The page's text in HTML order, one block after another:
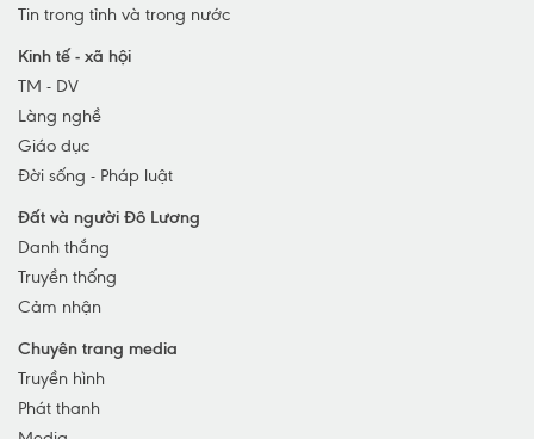
Huyện Anh Sơn
Huyện Diễn Châu
TP Vinh
TX Cửa Lò
TX Hoàng Mai
Huyện Nghi Lộc
Huyện Hưng Nguyên
Huyện Con Cuông
Tin trong tỉnh và trong nước
Kinh tế - xã hội
TM - DV
Làng nghề
Giáo dục
Đời sống - Pháp luật
Đất và người Đô Lương
Danh thắng
Truyền thống
Cảm nhận
Chuyên trang media
Truyền hình
Phát thanh